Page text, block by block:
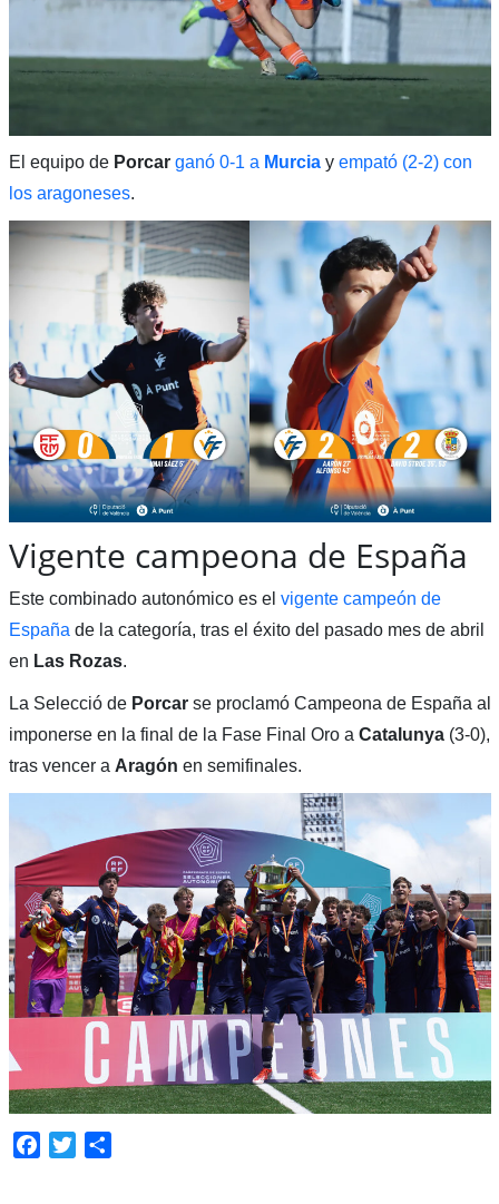
El equipo de Porcarganó 0-1 a Murciay empató (2-2) con
los aragoneses.
Vigente campeona de España
Este combinado autonómico es el vigente campeón de
España de la categoría, tras el éxito del pasado mes de abril
en Las Rozas.
La Selecció de Porcarse proclamó Campeona de España al
imponerse en la final de la Fase Final Oro a Catalunya(3-0),
tras vencer a Aragón en semifinales.
Facebook
Twitter